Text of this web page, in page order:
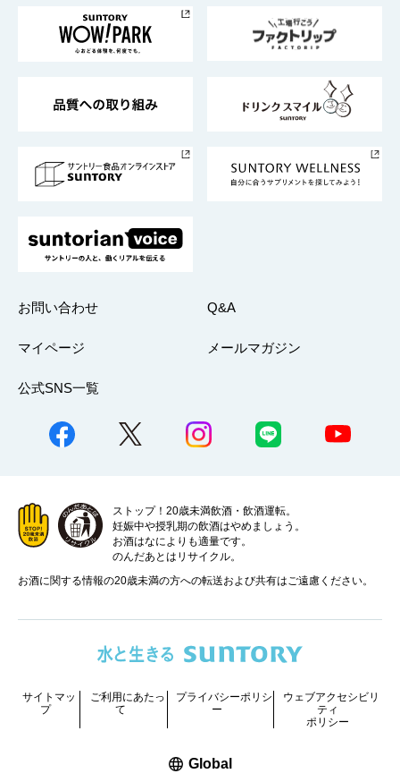
地域情報
サントリーサンバーズ大阪
サントリーが考えるサステナビリティ経営
企業概要
採用情報
お問い合わせ Q&A
マイページ メールマガジン
公式SNS一覧
ストップ！20歳未満飲酒・飲酒運転。
妊娠中や授乳期の飲酒はやめましょう。
お酒はなによりも適量です。
のんだあとはリサイクル。
お酒に関する情報の20歳未満の方への転送および共有はご遠慮ください。
サイトマッ
プ
ご利用にあたっ
て
プライバシーポリシ
ー
ウェブアクセシビリ
ティ
ポリシー
Global新しいウィンドウで開く